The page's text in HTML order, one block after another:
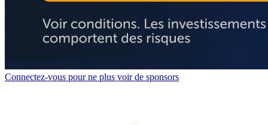
Connectez-vous pour ne plus voir de sponsors